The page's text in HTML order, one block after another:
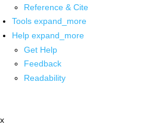
Reference & Cite
Tools expand_more
Help expand_more
Get Help
Feedback
Readability
x